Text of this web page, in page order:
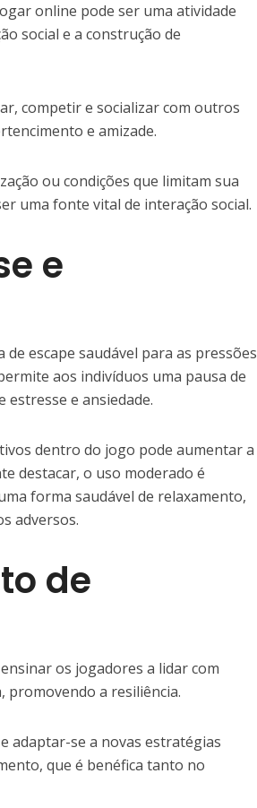
online pode ser uma atividade
social e a construção de
competir e socializar com outros
e amizade.
ou condições que limitam sua
uma fonte vital de interação social.
e
escape saudável para as pressões
aos indivíduos uma pausa de
estresse e ansiedade.
dentro do jogo pode aumentar a
destacar, o uso moderado é
forma saudável de relaxamento,
adversos.
de
os jogadores a lidar com
a resiliência.
adaptar-se a novas estratégias
que é benéfica tanto no